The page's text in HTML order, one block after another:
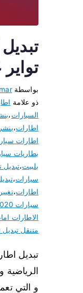
بواسطة
ذو علامة
السيارات،
اطارات،
اطارات
بطاريات
بلبيت،تبديل
سيارات،
اطارات،
سيارات 2020
الاطارات
متنقل تبديل
تبديل
الرياضية
و التي